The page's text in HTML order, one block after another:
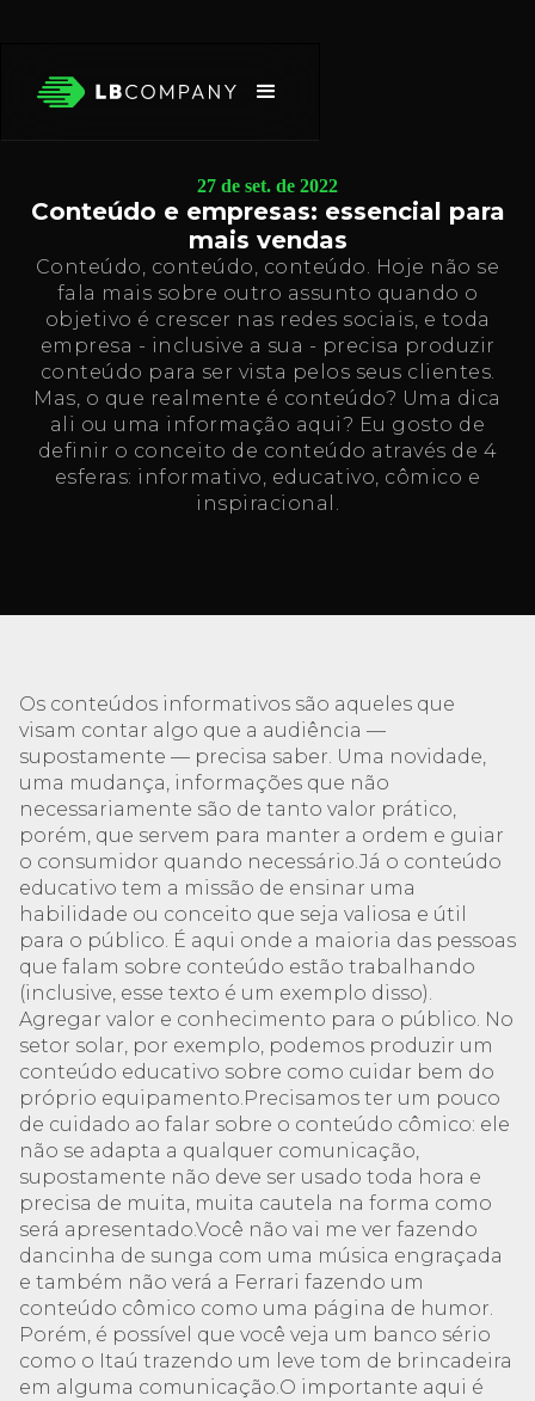
27 de set. de 2022
Conteúdo e empresas: essencial para
mais vendas
Conteúdo, conteúdo, conteúdo. Hoje não se
fala mais sobre outro assunto quando o
objetivo é crescer nas redes sociais, e toda
empresa - inclusive a sua - precisa produzir
conteúdo para ser vista pelos seus clientes.
Mas, o que realmente é conteúdo? Uma dica
ali ou uma informação aqui? Eu gosto de
definir o conceito de conteúdo através de 4
esferas: informativo, educativo, cômico e
inspiracional.
Os conteúdos informativos são aqueles que
visam contar algo que a audiência —
supostamente — precisa saber. Uma novidade,
uma mudança, informações que não
necessariamente são de tanto valor prático,
porém, que servem para manter a ordem e guiar
o consumidor quando necessário.Já o conteúdo
educativo tem a missão de ensinar uma
habilidade ou conceito que seja valiosa e útil
para o público. É aqui onde a maioria das pessoas
que falam sobre conteúdo estão trabalhando
(inclusive, esse texto é um exemplo disso).
Agregar valor e conhecimento para o público. No
setor solar, por exemplo, podemos produzir um
conteúdo educativo sobre como cuidar bem do
próprio equipamento.Precisamos ter um pouco
de cuidado ao falar sobre o conteúdo cômico: ele
não se adapta a qualquer comunicação,
supostamente não deve ser usado toda hora e
precisa de muita, muita cautela na forma como
será apresentado.Você não vai me ver fazendo
dancinha de sunga com uma música engraçada
e também não verá a Ferrari fazendo um
conteúdo cômico como uma página de humor.
Porém, é possível que você veja um banco sério
como o Itaú trazendo um leve tom de brincadeira
em alguma comunicação.O importante aqui é